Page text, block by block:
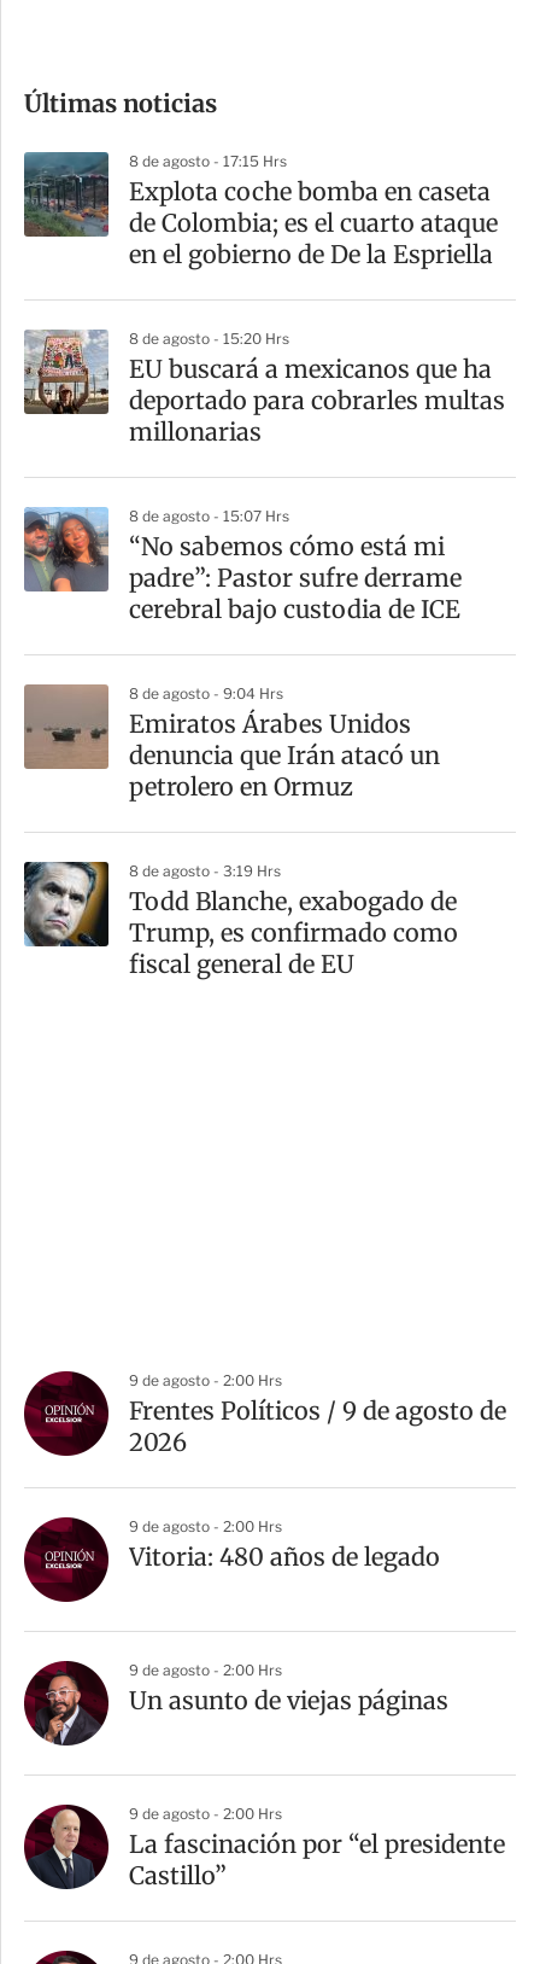
m
a
r
t
Últimas noticias
8 de agosto - 17:15 Hrs
Explota coche bomba en caseta
de Colombia; es el cuarto ataque
en el gobierno de De la Espriella
8 de agosto - 15:20 Hrs
EU buscará a mexicanos que ha
deportado para cobrarles multas
millonarias
8 de agosto - 15:07 Hrs
“No sabemos cómo está mi
padre”: Pastor sufre derrame
cerebral bajo custodia de ICE
8 de agosto - 9:04 Hrs
Emiratos Árabes Unidos
denuncia que Irán atacó un
petrolero en Ormuz
8 de agosto - 3:19 Hrs
Todd Blanche, exabogado de
Trump, es confirmado como
fiscal general de EU
9 de agosto - 2:00 Hrs
Frentes Políticos / 9 de agosto de
2026
9 de agosto - 2:00 Hrs
Vitoria: 480 años de legado
9 de agosto - 2:00 Hrs
Un asunto de viejas páginas
9 de agosto - 2:00 Hrs
La fascinación por “el presidente
Castillo”
9 de agosto - 2:00 Hrs